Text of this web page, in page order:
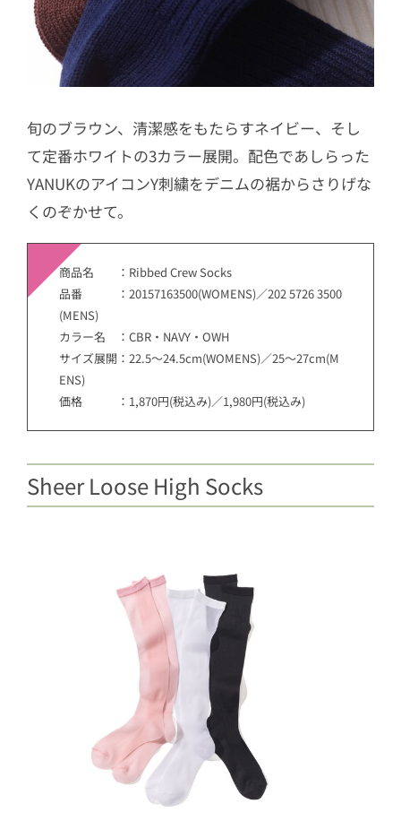
旬のブラウン、清潔感をもたらすネイビー、そし
て定番ホワイトの3カラー展開。配色であしらった
YANUKのアイコンY刺繍をデニムの裾からさりげな
くのぞかせて。
商品名 ：Ribbed Crew Socks
品番 ：20157163500(WOMENS)／202 5726 3500
(MENS)
カラー名 ：CBR・NAVY・OWH
サイズ展開：22.5～24.5cm(WOMENS)／25～27cm(M
ENS)
価格 ：1,870円(税込み)／1,980円(税込み)
Sheer Loose High Socks